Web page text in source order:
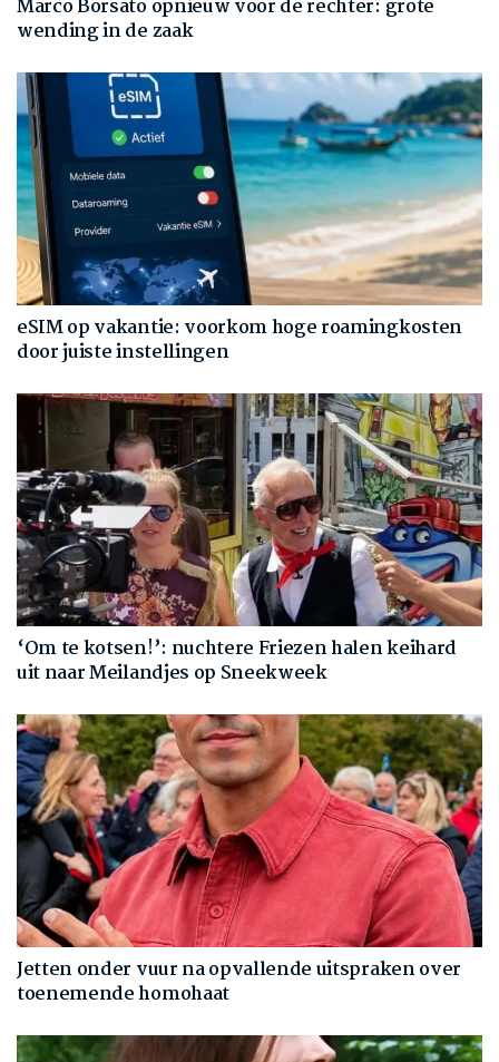
Marco Borsato opnieuw voor de rechter: grote
wending in de zaak
eSIM op vakantie: voorkom hoge roamingkosten
door juiste instellingen
‘Om te kotsen!’: nuchtere Friezen halen keihard
uit naar Meilandjes op Sneekweek
Jetten onder vuur na opvallende uitspraken over
toenemende homohaat